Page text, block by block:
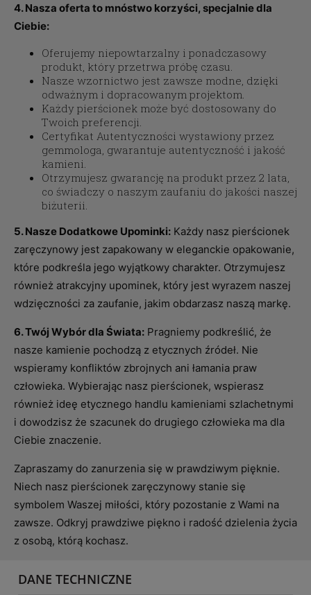
4. Nasza oferta to mnóstwo korzyści, specjalnie dla
Ciebie:
Oferujemy niepowtarzalny i ponadczasowy
produkt, który przetrwa próbę czasu.
Nasze wzornictwo jest zawsze modne, dzięki
odważnym i dopracowanym projektom.
Każdy pierścionek może być dostosowany do
Twoich preferencji.
Certyfikat Autentyczności wystawiony przez
gemmologa, gwarantuje autentyczność i jakość
kamieni.
Otrzymujesz gwarancję na produkt przez 2 lata,
co świadczy o naszym zaufaniu do jakości naszej
biżuterii.
5. Nasze Dodatkowe Upominki: Każdy nasz pierścionek
zaręczynowy jest zapakowany w eleganckie opakowanie,
które podkreśla jego wyjątkowy charakter. Otrzymujesz
również atrakcyjny upominek, który jest wyrazem naszej
wdzięczności za zaufanie, jakim obdarzasz naszą markę.
6. Twój Wybór dla Świata: Pragniemy podkreślić, że
nasze kamienie pochodzą z etycznych źródeł. Nie
wspieramy konfliktów zbrojnych ani łamania praw
człowieka. Wybierając nasz pierścionek, wspierasz
również ideę etycznego handlu kamieniami szlachetnymi
i dowodzisz że szacunek do drugiego człowieka ma dla
Ciebie znaczenie.
Zapraszamy do zanurzenia się w prawdziwym pięknie.
Niech nasz pierścionek zaręczynowy stanie się
symbolem Waszej miłości, który pozostanie z Wami na
zawsze. Odkryj prawdziwe piękno i radość dzielenia życia
z osobą, którą kochasz.
DANE TECHNICZNE